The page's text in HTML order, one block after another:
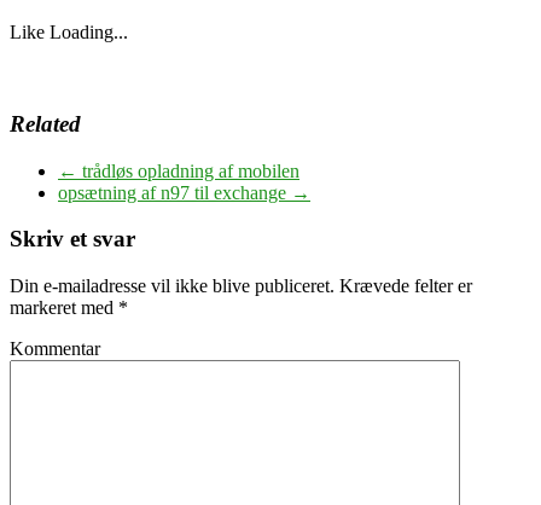
Like Loading...
Related
← trådløs opladning af mobilen
opsætning af n97 til exchange →
Skriv et svar
Din e-mailadresse vil ikke blive publiceret. Krævede felter er
markeret med *
Kommentar